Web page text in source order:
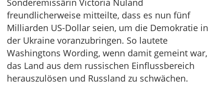
Sonderemissärin Victoria Nuland
freundlicherweise mitteilte, dass es nun fünf
Milliarden US-Dollar seien, um die Demokratie in
der Ukraine voranzubringen. So lautete
Washingtons Wording, wenn damit gemeint war,
das Land aus dem russischen Einflussbereich
herauszulösen und Russland zu schwächen.